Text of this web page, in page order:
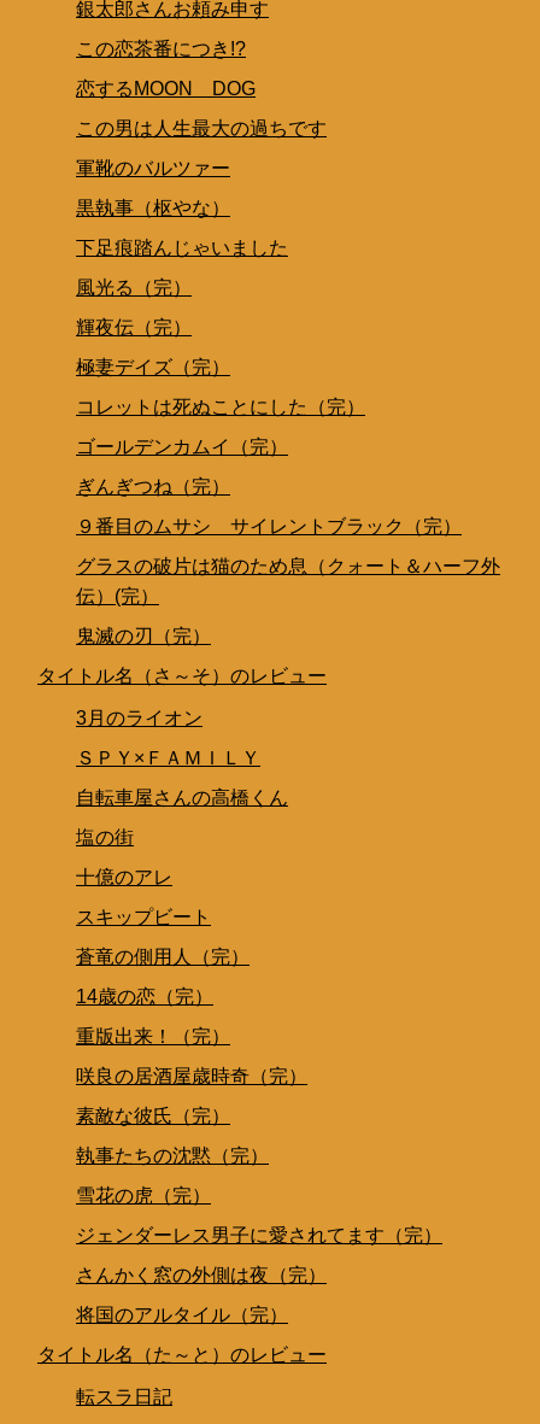
銀太郎さんお頼み申す
この恋茶番につき!?
恋するMOON DOG
この男は人生最大の過ちです
軍靴のバルツァー
黒執事（枢やな）
下足痕踏んじゃいました
風光る（完）
輝夜伝（完）
極妻デイズ（完）
コレットは死ぬことにした（完）
ゴールデンカムイ（完）
ぎんぎつね（完）
９番目のムサシ サイレントブラック（完）
グラスの破片は猫のため息（クォート＆ハーフ外
伝）(完）
鬼滅の刃（完）
タイトル名（さ～そ）のレビュー
3月のライオン
ＳＰＹ×ＦＡＭＩＬＹ
自転車屋さんの高橋くん
塩の街
十億のアレ
スキップビート
蒼竜の側用人（完）
14歳の恋（完）
重版出来！（完）
咲良の居酒屋歳時奇（完）
素敵な彼氏（完）
執事たちの沈黙（完）
雪花の虎（完）
ジェンダーレス男子に愛されてます（完）
さんかく窓の外側は夜（完）
将国のアルタイル（完）
タイトル名（た～と）のレビュー
転スラ日記